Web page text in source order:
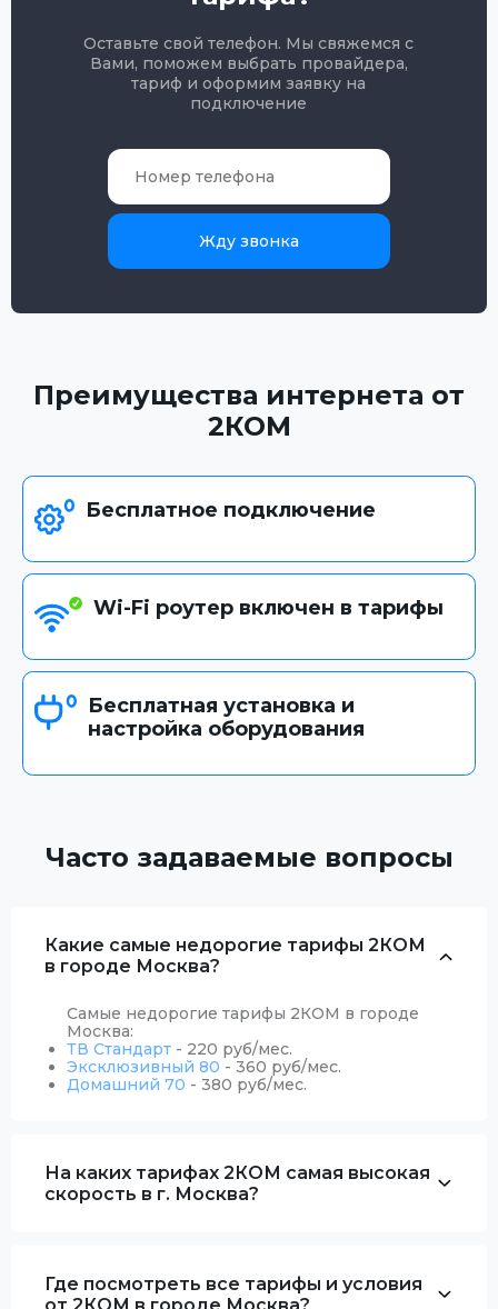
Оставьте свой телефон. Мы свяжемся с
Вами, поможем выбрать провайдера,
тариф и оформим заявку на
подключение
Жду звонка
Преимущества интернета от
2КОМ
Бесплатное подключение
Wi-Fi роутер включен в тарифы
Бесплатная установка и
настройка оборудования
Часто задаваемые вопросы
Какие самые недорогие тарифы 2КОМ
в городе Москва?
Самые недорогие тарифы 2КОМ в городе
Москва:
ТВ Стандарт - 220 руб/мес.
Эксклюзивный 80 - 360 руб/мес.
Домашний 70 - 380 руб/мес.
На каких тарифах 2КОМ самая высокая
скорость в г. Москва?
Где посмотреть все тарифы и условия